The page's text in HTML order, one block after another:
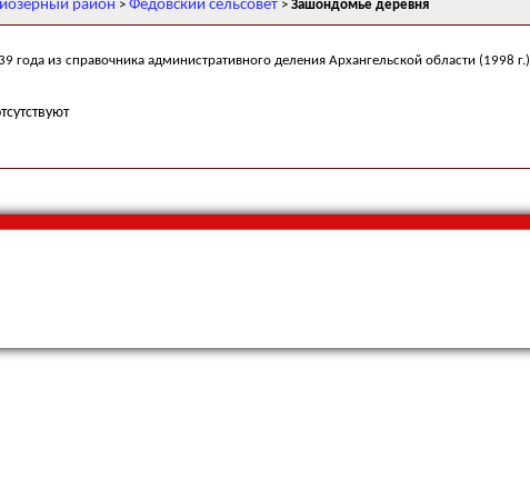
район > Федовский сельсовет > Зашондомье деревня
года из справочника административного деления Архангельской области (1998 г.)